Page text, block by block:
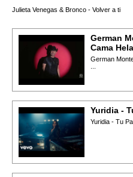
Julieta Venegas & Bronco - Volver a ti
German
Cama
German
Yuridia -
Yuridia - Tu